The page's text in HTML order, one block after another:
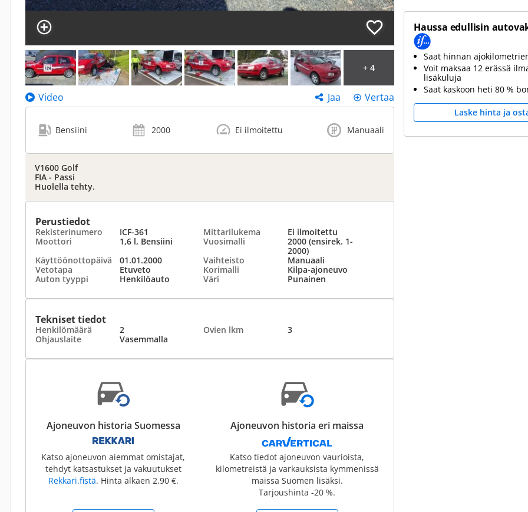
+ 4
Video Jaa Vertaa
Bensiini 2000 Ei ilmoitettu Manuaali
V1600 Golf
FIA - Passi
Huolella tehty.
Perustiedot
Rekisterinumero ICF-361 Mittarilukema
Ei ilmoitettu
Moottori
1,6 l, Bensiini Vuosimalli
2000 (ensirek. 1-
2000)
Käyttöönottopäivä
01.01.2000 Vaihteisto
Manuaali
Vetotapa
Etuveto Korimalli
Kilpa-ajoneuvo
Auton tyyppi
Henkilöauto Väri Punainen
Tekniset tiedot
Henkilömäärä 2 Ovien lkm
3
Ohjauslaite
Vasemmalla
Ajoneuvon historia Suomessa
Katso ajoneuvon aiemmat omistajat,
tehdyt katsastukset ja vakuutukset
Rekkari.fistä. Hinta alkaen 2,90 €.
Ajoneuvon historia eri maissa
Katso tiedot ajoneuvon vaurioista,
kilometreistä ja varkauksista kymmenissä
maissa Suomen lisäksi.
Tarjoushinta -20 %.
Haussa edullisin
Saat hinnan
Voit maksaa 12 erässä
lisäkuluja
Saat kaskoon heti 80 %
Laske hinta ja